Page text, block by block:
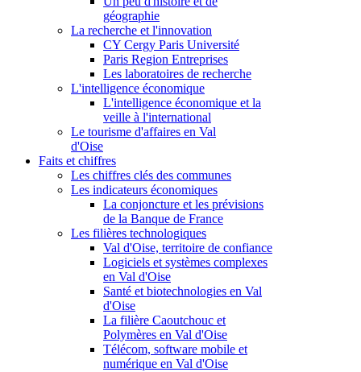
géographie
La recherche et l'innovation
CY Cergy Paris Université
Paris Region Entreprises
Les laboratoires de recherche
L'intelligence économique
L'intelligence économique et la
veille à l'international
Le tourisme d'affaires en Val
d'Oise
Faits et chiffres
Les chiffres clés des communes
Les indicateurs économiques
La conjoncture et les prévisions
de la Banque de France
Les filières technologiques
Val d'Oise, territoire de confiance
Logiciels et systèmes complexes
en Val d'Oise
Santé et biotechnologies en Val
d'Oise
La filière Caoutchouc et
Polymères en Val d'Oise
Télécom, software mobile et
numérique en Val d'Oise